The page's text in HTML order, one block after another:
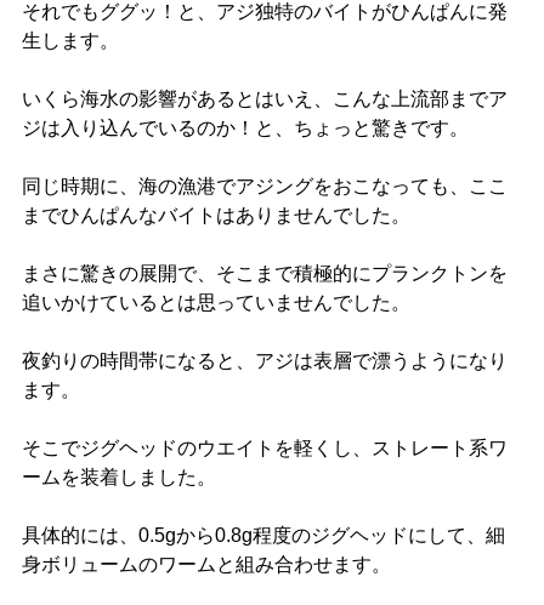
それでもググッ！と、アジ独特のバイトがひんぱんに発
生します。
いくら海水の影響があるとはいえ、こんな上流部までア
ジは入り込んでいるのか！と、ちょっと驚きです。
同じ時期に、海の漁港でアジングをおこなっても、ここ
までひんぱんなバイトはありませんでした。
まさに驚きの展開で、そこまで積極的にプランクトンを
追いかけているとは思っていませんでした。
夜釣りの時間帯になると、アジは表層で漂うようになり
ます。
そこでジグヘッドのウエイトを軽くし、ストレート系ワ
ームを装着しました。
具体的には、0.5gから0.8g程度のジグヘッドにして、細
身ボリュームのワームと組み合わせます。